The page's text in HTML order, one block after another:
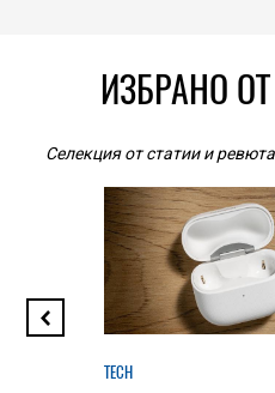
ИЗБРАНО
Селекция от статии и
TECH